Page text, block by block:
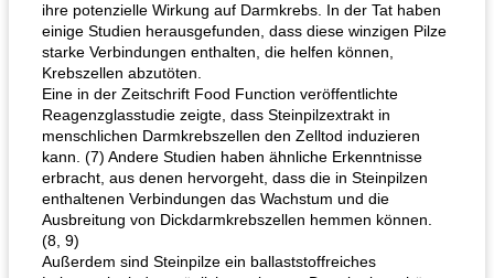
ihre potenzielle Wirkung auf Darmkrebs. In der Tat haben
einige Studien herausgefunden, dass diese winzigen Pilze
starke Verbindungen enthalten, die helfen können,
Krebszellen abzutöten.
Eine in der Zeitschrift Food Function veröffentlichte
Reagenzglasstudie zeigte, dass Steinpilzextrakt in
menschlichen Darmkrebszellen den Zelltod induzieren
kann. (7) Andere Studien haben ähnliche Erkenntnisse
erbracht, aus denen hervorgeht, dass die in Steinpilzen
enthaltenen Verbindungen das Wachstum und die
Ausbreitung von Dickdarmkrebszellen hemmen können.
(8, 9)
Außerdem sind Steinpilze ein ballaststoffreiches